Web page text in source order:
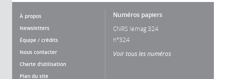
À propos
Newsletters
Équipe / crédits
Nous contacter
Charte d'utilisation
Plan du site
Numéros papiers
CNRS lemag 324
n°324
Voir tous les numéros